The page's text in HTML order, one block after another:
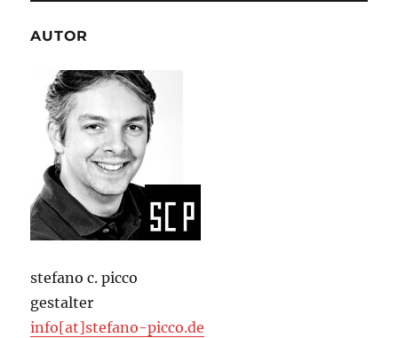
AUTOR
stefano c. picco
gestalter
info[at]stefano-picco.de